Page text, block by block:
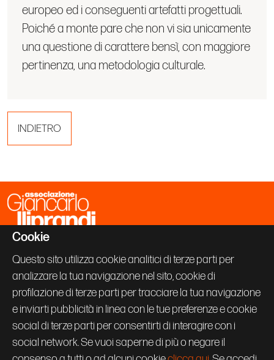
Cookie
Questo sito utilizza cookie analitici di terze parti per
analizzare la tua navigazione nel sito, cookie di
profilazione di terze parti per tracciare la tua navigazione
e inviarti pubblicità in linea con le tue preferenze e cookie
social di terze parti per consentirti di interagire con i
social network. Se vuoi saperne di più o negare il
europeo ed i conseguenti artefatti progettuali.
Poiché a monte pare che non vi sia unicamente
una questione di carattere bensì, con maggiore
pertinenza, una metodologia culturale.
INDIETRO
Associazione Giancarlo Iliprandi
20131 Milano
+39 02 70600843
info@giancarloiliprandi.net
PRIVACY POLICY
COOKIE
CREDITS